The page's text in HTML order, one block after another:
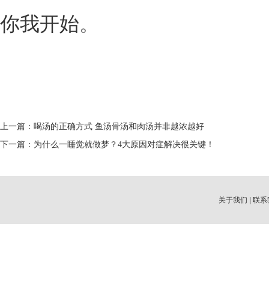
你我开始。
上一篇： 喝汤的正确方式 鱼汤骨汤和肉汤并非越浓越好
下一篇： 为什么一睡觉就做梦？4大原因对症解决很关键！
关于我们 联系